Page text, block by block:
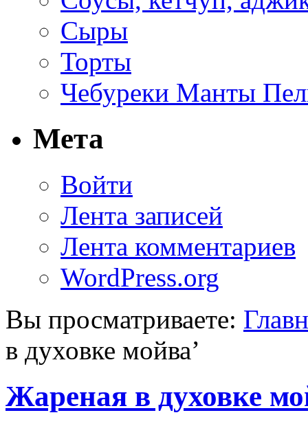
Сыры
Торты
Чебуреки Манты
Мета
Войти
Лента записей
Лента комментариев
WordPress.org
Вы просматриваете:
в духовке мойва’
Жареная в духовке